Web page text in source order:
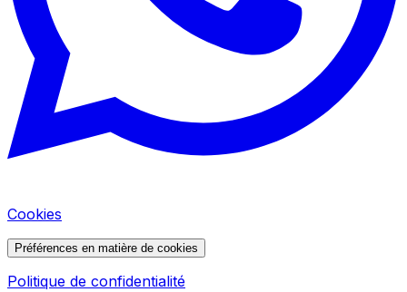
Cookies
Préférences en matière de cookies
Politique de confidentialité